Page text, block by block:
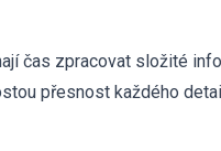
čas zpracovat složité
přesnost každého